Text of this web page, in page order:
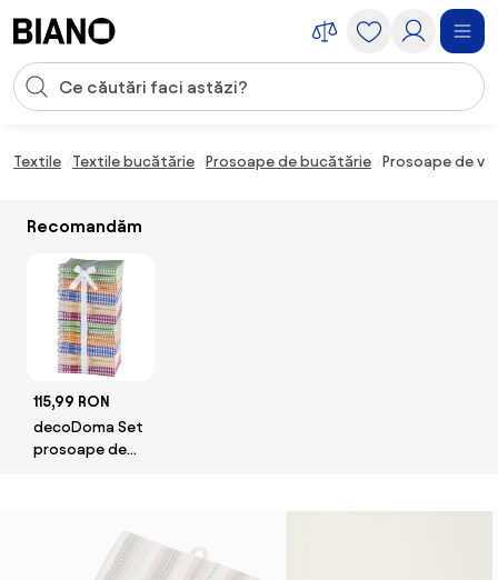
Introducerea căutării
Textile Textile bucătărie Prosoape de bucătărie Prosoape de
Recomandăm
115,99 RON
decoDoma Set
prosoape de